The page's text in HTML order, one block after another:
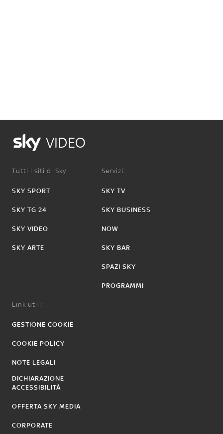
VIDEO
Tutti i siti di Sky:
SKY SPORT
SKY TG 24
SKY VIDEO
SKY ARTE
Servizi:
SKY TV
SKY BUSINESS
NOW
SKY BAR
SPAZI SKY
PROGRAMMI
Link utili:
GESTIONE COOKIE
COOKIE POLICY
NOTE LEGALI
DICHIARAZIONE
ACCESSIBILITÀ
OFFERTA SKY MEDIA
CORPORATE